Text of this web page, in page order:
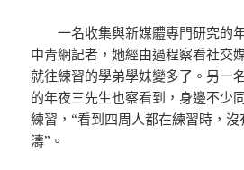
一名收集與新媒體專門研究的
中青網記者，她經由過程察看社交
就往練習的學弟學妹變多了。另一
的年夜三先生也察看到，身邊不少
練習，“看到四周人都在練習時，
濤”。